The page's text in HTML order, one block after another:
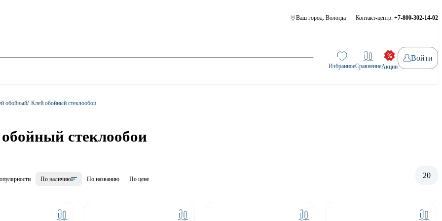
Ваш город: Вологда Контакт-центр: +7-800-302-14-02
ИзбранноеСравнениеАкции
Войти
обойный/ Клей обойный стеклообои
стеклообои
По наличию По названию По цене 20